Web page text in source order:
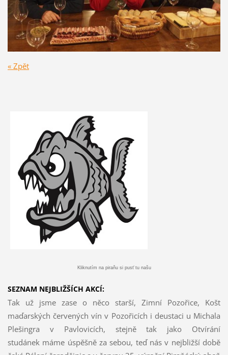
« Zpět
Kliknutím na piraňu si pusť tu našu
SEZNAM NEJBLIŽŠÍCH AKCÍ:
Tak už jsme zase o něco starší, Zimní Pozořice, Košt
maďarských červených vín v Pozořicích i deustaci u Michala
Plešingra v Pavlovicích, stejně tak jako Otvírání
studánek máme úspěšně za sebou, teď nás v nejbližší době